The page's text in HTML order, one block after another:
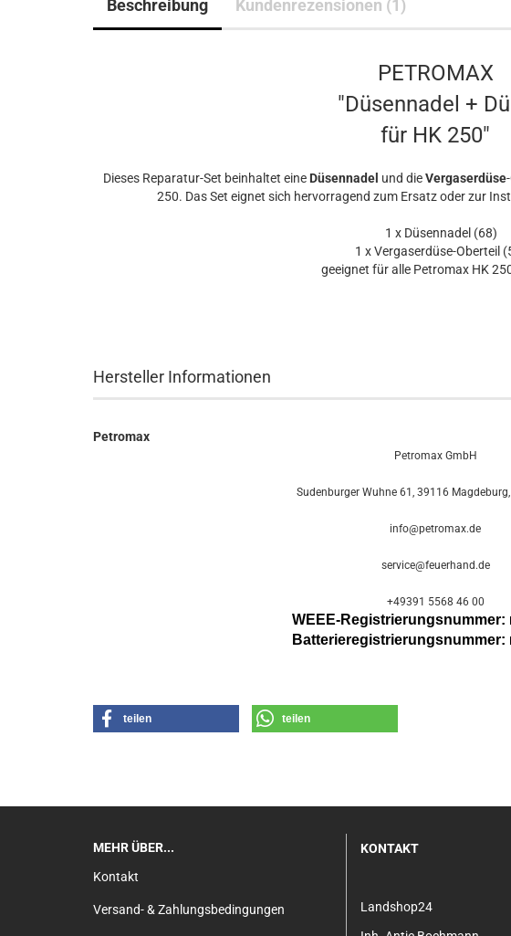
Beschreibung Kundenrezensionen (1)
PETROMAX
"Düsennadel +
für HK 250"
Dieses Reparatur-Set beinhaltet eine Düsennadel und dieVergaserdüse
250. Das Set eignet sich hervorragend zum Ersatz oder zur
1 x Düsennadel (68)
1 x Vergaserdüse-Oberteil
geeignet für alle Petromax HK
Hersteller Informationen
Petromax
Petromax GmbH
Sudenburger Wuhne 61, 39116
info@petromax.de
service@feuerhand.de
+49391 5568 46 00
WEEE-Registrierungsnummer:
Batterieregistrierungsnummer:
teilen teilen
MEHR ÜBER...
Kontakt
Versand- & Zahlungsbedingungen
KONTAKT
Landshop24